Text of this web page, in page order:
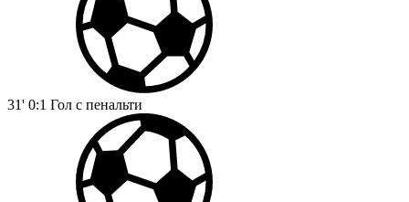
31' 0:1 Гол с пенальти